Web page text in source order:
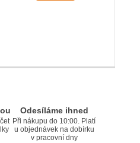
Odesíláme ihned
Při nákupu do 10:00. Platí
u objednávek na dobírku
v pracovní dny